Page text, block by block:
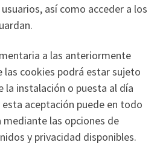
así como acceder a los
a las anteriormente
cookies podrá estar sujeto
la instalación o puesta al día
aceptación puede en todo
las opciones de
y privacidad disponibles.